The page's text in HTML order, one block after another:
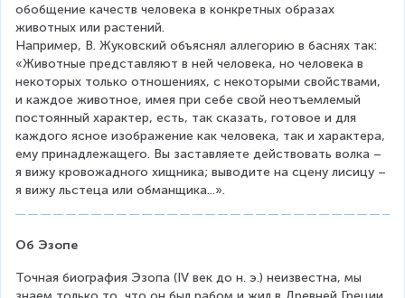
обобщение качеств человека в конкретных образах
животных или растений.
Например, В. Жуковский объяснял аллегорию в баснях так:
«Животные представляют в ней человека, но человека в
некоторых только отношениях, с некоторыми свойствами,
и каждое животное, имея при себе свой неотъемлемый
постоянный характер, есть, так сказать, готовое и для
каждого ясное изображение как человека, так и характера,
ему принадлежащего. Вы заставляете действовать волка –
я вижу кровожадного хищника; выводите на сцену лисицу –
я вижу льстеца или обманщика...».
Об Эзопе
Точная биография Эзопа (IV век до н. э.) неизвестна, мы